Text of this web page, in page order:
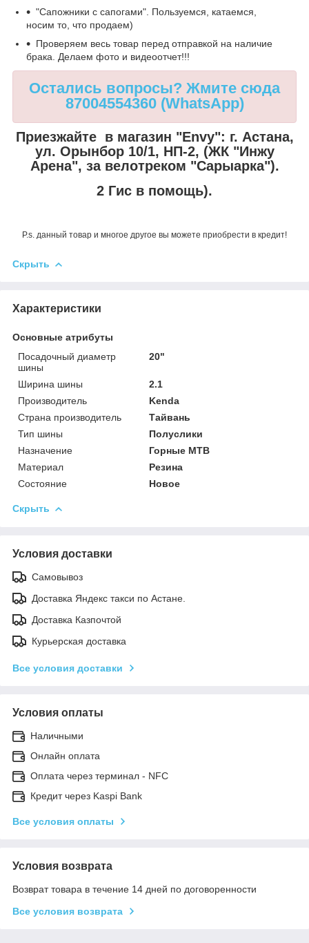
"Сапожники с сапогами". Пользуемся, катаемся,
носим то, что продаем)
Проверяем весь товар перед отправкой на наличие
брака. Делаем фото и видеоотчет!!!
Остались вопросы? Жмите сюда
87004554360 (WhatsApp)
Приезжайте в магазин "Envy": г. Астана,
ул. Орынбор 10/1, НП-2, (ЖК "Инжу
Арена", за велотреком "Сарыарка").
2 Гис в помощь).
P.s. данный товар и многое другое вы можете приобрести в кредит!
Скрыть
Характеристики
Основные атрибуты
Посадочный диаметр
шины
20"
Ширина шины
2.1
Производитель
Kenda
Страна производитель
Тайвань
Тип шины
Полуслики
Назначение
Горные MTB
Материал
Резина
Состояние
Новое
Скрыть
Условия доставки
Самовывоз
Доставка Яндекс такси по Астане.
Доставка Казпочтой
Курьерская доставка
Все условия доставки
Условия оплаты
Наличными
Онлайн оплата
Оплата через терминал - NFC
Кредит через Kaspi Bank
Все условия оплаты
Условия возврата
Возврат товара в течение 14 дней по договоренности
Все условия возврата